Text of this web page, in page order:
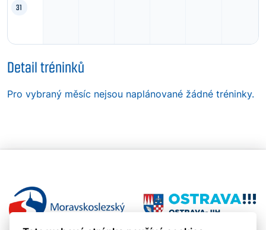
31
Detail tréninků
Pro vybraný měsíc nejsou naplánované žádné tréninky.